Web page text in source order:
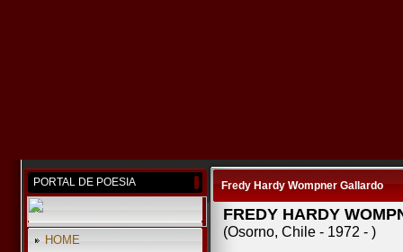
PORTAL DE POESIA
HOME
Fredy Hardy Wompner Gallardo
FREDY HARDY
(Osorno, Chile - 1972 - )